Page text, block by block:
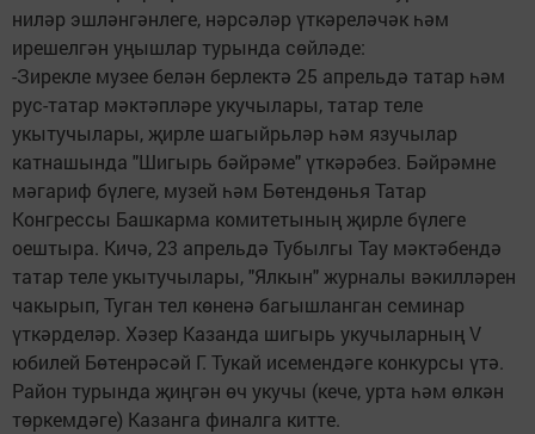
ниләр эшләнгәнлеге, нәрсәләр үткәреләчәк һәм
ирешелгән уңышлар турында сөйләде:
-Зирекле музее белән берлектә 25 апрельдә татар һәм
рус-татар мәктәпләре укучылары, татар теле
укытучылары, җирле шагыйрьләр һәм язучылар
катнашында "Шигырь бәйрәме" үткәрәбез. Бәйрәмне
мәгариф бүлеге, музей һәм Бөтендөнья Татар
Конгрессы Башкарма комитетының җирле бүлеге
оештыра. Кичә, 23 апрельдә Тубылгы Тау мәктәбендә
татар теле укытучылары, "Ялкын" журналы вәкилләрен
чакырып, Туган тел көненә багышланган семинар
үткәрделәр. Хәзер Казанда шигырь укучыларның V
юбилей Бөтенрәсәй Г. Тукай исемендәге конкурсы үтә.
Район турында җиңгән өч укучы (кече, урта һәм өлкән
төркемдәге) Казанга финалга китте.